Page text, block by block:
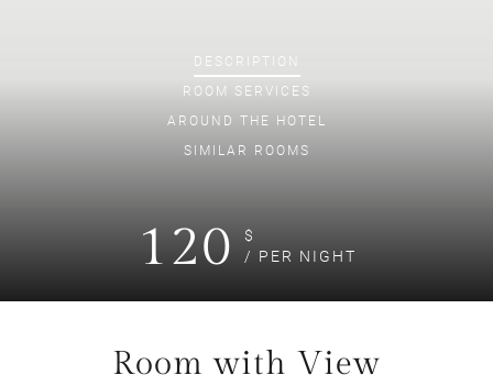
DESCRIPTION
ROOM
SERVICES
AROUND THE HOTEL
SIMILAR ROOMS
120
$
/ PER NIGHT
Room with View